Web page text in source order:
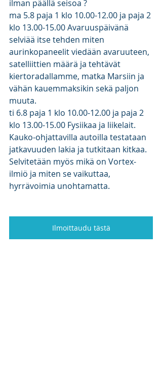
ilman päällä seisoa ?
ma 5.8 paja 1 klo 10.00-12.00 ja paja 2
klo 13.00-15.00 Avaruuspäivänä
selviää itse tehden miten
aurinkopaneelit viedään avaruuteen,
satelliittien määrä ja tehtävät
kiertoradallamme, matka Marsiin ja
vähän kauemmaksikin sekä paljon
muuta.
ti 6.8 paja 1 klo 10.00-12.00 ja paja 2
klo 13.00-15.00 Fysiikaa ja liikelait.
Kauko-ohjattavilla autoilla testataan
jatkavuuden lakia ja tutkitaan kitkaa.
Selvitetään myös mikä on Vortex-
ilmiö ja miten se vaikuttaa,
hyrrävoimia unohtamatta.
Ilmoittaudu tästä